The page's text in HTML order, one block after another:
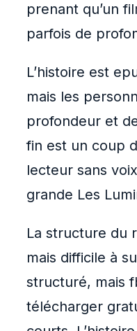
prenant qu’un
parfois de
L’histoire est
mais les
profondeur et
fin est un coup
lecteur sans
grande Les
La structure du
mais difficile à
structuré, mais
télécharger